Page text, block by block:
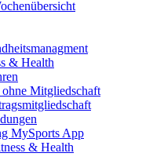
& Health
ohne Mitgliedschaft
MySports App
& Health